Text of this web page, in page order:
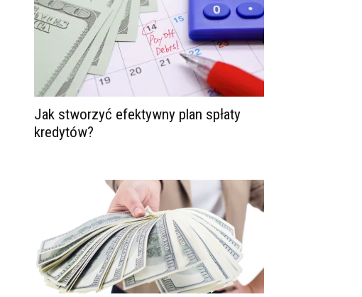
Jak stworzyć efektywny plan spłaty
kredytów?